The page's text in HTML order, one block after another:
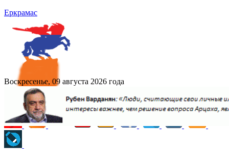
Еркрамас
Воскресенье, 09 августа 2026 года